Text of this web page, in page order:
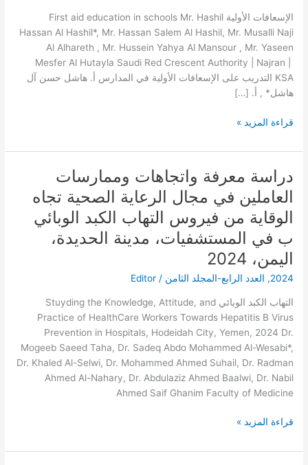
الإسعافات الأولية First aid education in schools Mr. Hashil
Hassan Al Hashil*, Mr. Hassan Salem Al Hashil, Mr. Musalli Naji
Al Alhareth , Mr. Hussein Yahya Al Mansour , Mr. Yaseen
Mesfer Al Hutayla Saudi Red Crescent Authority | Najran |
KSA التدريب على الإسعافات الأولية في المدارس أ. هاشل حسن آل
هاشل* , أ. […]
المدارس
قراءة المزيد »
دراسة معرفة واتجاهات وممارسات
العاملين في مجال الرعاية الصحية تجاه
الوقاية من فيروس التهاب الكبد الوبائي
ب في المستشفيات، مدينة الحديدة،
اليمن، 2024
2024
, العدد الرابع-المجلد الثامن /
Editor
التهاب الكبد الوبائي Stuyding the Knowledge, Attitude, and
Practice of HealthCare Workers Towards Hepatitis B Virus
Prevention in Hospitals, Hodeidah City, Yemen, 2024 Dr.
Mogeeb Saeed Taha, Dr. Sadeq Abdo Mohammed Al-Wesabi*,
Dr. Khaled Al-Selwi, Dr. Mohammed Ahmed Suhail, Dr. Radman
Ahmed Al-Nahary, Dr. Abdulaziz Ahmed Baalwi, Dr. Nabil
Ahmed Saif Ghanim Faculty of Medicine
دراسة
معرفة
واتجاهات
وممارسات
العاملين
في
مجال
الرعاية
تجاه
الوقاية
من
فيروس
التهاب
الكبد
الوبائي
في
قراءة المزيد »